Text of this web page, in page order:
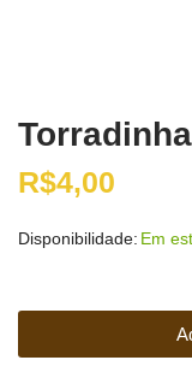
R$4,00
Disponibilidade: Em